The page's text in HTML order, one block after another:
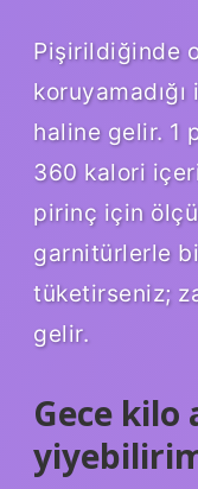
Pişirildiğinde
haline gelir. 1
360 kalori
pirinç için
garnitürlerle
tüketirseniz;
gelir.
Gece kilo